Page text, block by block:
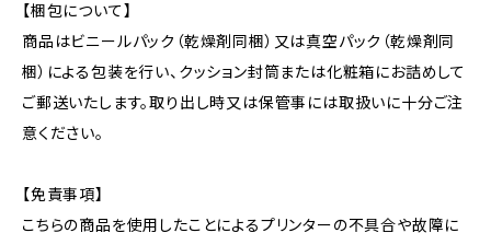
【梱包について】
商品はビニールパック（乾燥剤同梱）又は真空パック（乾燥剤同
梱）による包装を行い、クッション封筒または化粧箱にお詰めして
ご郵送いたします。取り出し時又は保管事には取扱いに十分ご注
意ください。
【免責事項】
こちらの商品を使用したことによるプリンターの不具合や故障に